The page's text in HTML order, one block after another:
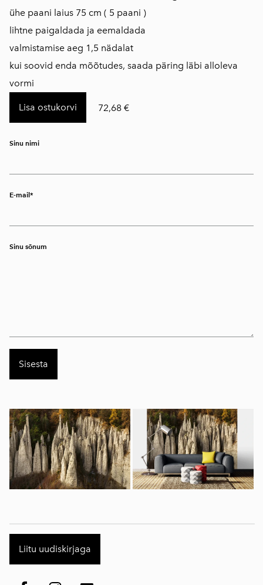
ühe paani laius 75 cm ( 5 paani )
lihtne paigaldada ja eemaldada
valmistamise aeg 1,5 nädalat
kui soovid enda mõõtudes, saada päring läbi alloleva
vormi
Lisa ostukorvi 72,68 €
Sinu nimi
E-mail
Sinu sõnum
Liitu uudiskirjaga